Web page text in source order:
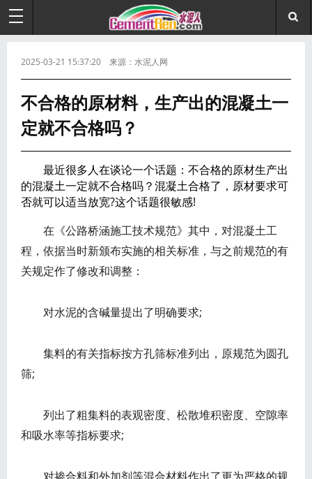
2025-03-21 15:37:20 来源：水泥人网
不合格的原材料，生产出的混凝土一
定就不合格吗？
最近很多人在谈论一个话题：不合格的原材生产出
的混凝土一定就不合格吗？混凝土合格了，原材要求可
否就可以适当放宽?这个话题很敏感!
在《公路桥涵施工技术规范》其中，对混凝土工
程，依据当时新颁布实施的相关标准，与之前规范的有
关规定作了修改和调整：
对水泥的含碱量提出了明确要求;
集料的有关指标按方孔筛标准列出，原规范为圆孔
筛;
列出了粗集料的表观密度、松散堆积密度、空隙率
和吸水率等指标要求;